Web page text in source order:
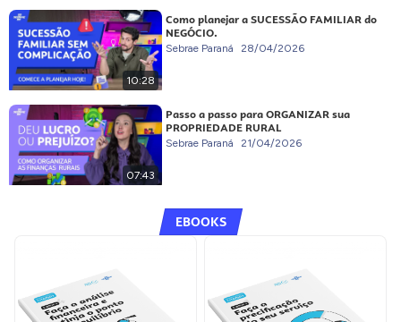
10:28
Como planejar a SUCESSÃO FAMILIAR do
NEGÓCIO.
Sebrae Paraná 28/04/2026
07:43
Passo a passo para ORGANIZAR sua
PROPRIEDADE RURAL
Sebrae Paraná 21/04/2026
EBOOKS